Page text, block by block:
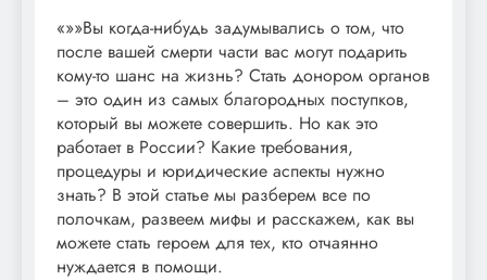
«»»Вы когда-нибудь задумывались о том, что
после вашей смерти части вас могут подарить
кому-то шанс на жизнь? Стать донором органов
– это один из самых благородных поступков,
который вы можете совершить. Но как это
работает в России? Какие требования,
процедуры и юридические аспекты нужно
знать? В этой статье мы разберем все по
полочкам, развеем мифы и расскажем, как вы
можете стать героем для тех, кто отчаянно
нуждается в помощи.